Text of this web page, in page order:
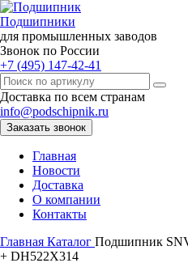
Подшипники
для промышленных заводов
Звонок по России
+7 (495) 147-42-41
Доставка по всем странам
info@podschipnik.ru
Заказать звонок
Главная
Новости
Доставка
О компании
Контакты
Главная Каталог Подшипник
+ DH522X314